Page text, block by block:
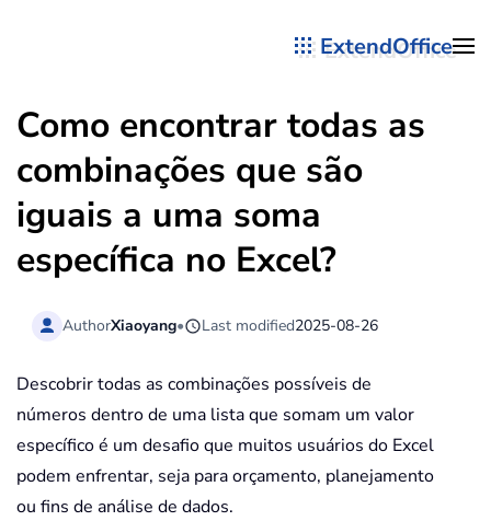
ExtendOffice
Como encontrar todas as
combinações que são
iguais a uma soma
específica no Excel?
AuthorXiaoyang• Last modified2025-08-26
Descobrir todas as combinações possíveis de
números dentro de uma lista que somam um valor
específico é um desafio que muitos usuários do Excel
podem enfrentar, seja para orçamento, planejamento
ou fins de análise de dados.